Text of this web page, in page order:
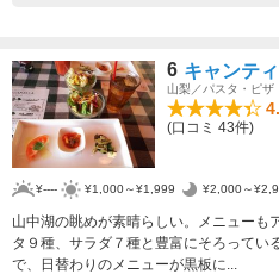
6 キャンテ
山梨／パスタ・ピザ
(口コミ 43件)
¥---- ¥1,000～¥1,999 ¥2,000～
山中湖の眺めが素晴らしい。メニューも
タ９種、サラダ７種と豊富にそろってい
で、日替わりのメニューが黒板に...